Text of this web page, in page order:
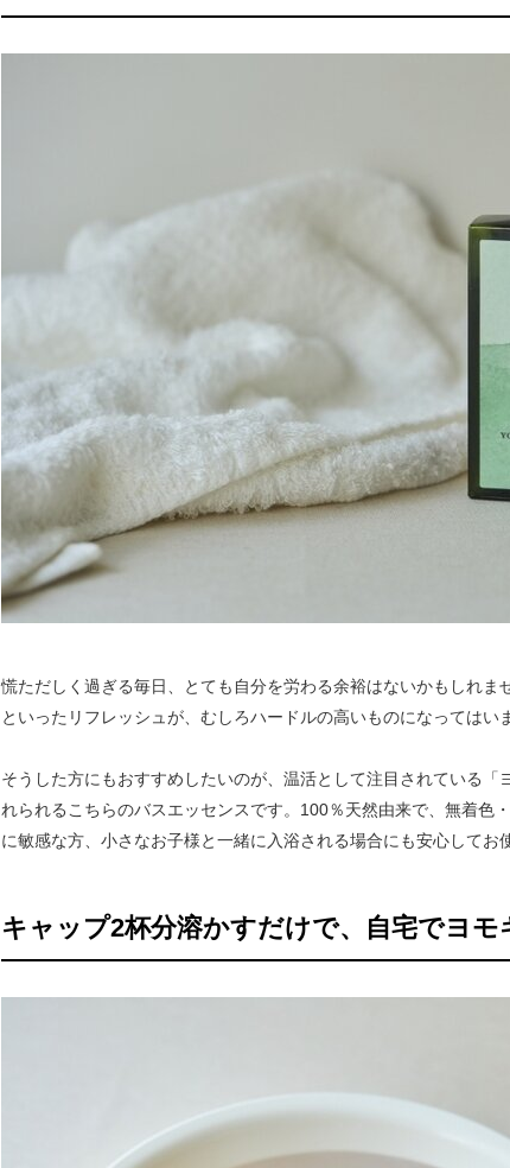
慌ただしく過ぎる毎日、とても自分を労わる余裕はないかもしれま
といったリフレッシュが、むしろハードルの高いものになってはい
そうした方にもおすすめしたいのが、温活として注目されている「
れられるこちらのバスエッセンスです。100％天然由来で、無着色
に敏感な方、小さなお子様と一緒に入浴される場合にも安心してお
キャップ2杯分溶かすだけで、自宅でヨモ